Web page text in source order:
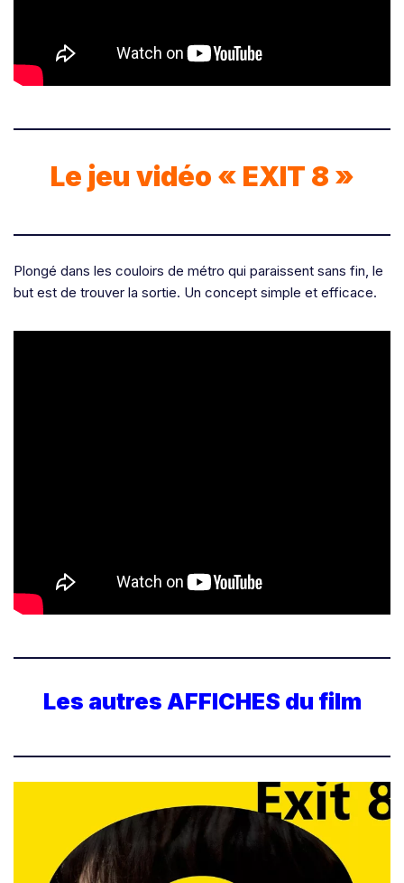
Le jeu vidéo « EXIT 8 »
Plongé dans les couloirs de métro qui paraissent sans fin, le
but est de trouver la sortie. Un concept simple et efficace.
Les autres AFFICHES du film